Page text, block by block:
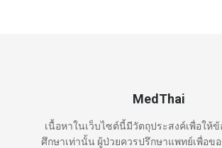
MedThai
เนื้อหาในเว็บไซต์นี้มีวัตถุประสงค์เพื่อให้
ศึกษาเท่านั้น ผู้ป่วยควรปรึกษาแพทย์เพื่อข